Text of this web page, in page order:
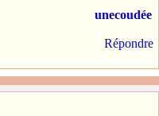
unecoudée
Répondre